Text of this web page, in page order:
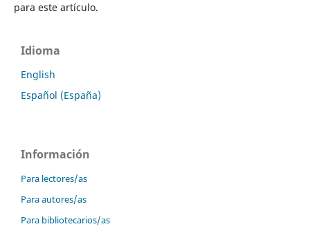
para este artículo.
Idioma
English
Español (España)
Información
Para lectores/as
Para autores/as
Para bibliotecarios/as